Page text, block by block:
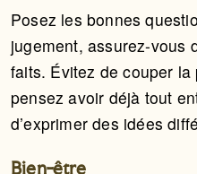
Posez les bonnes
jugement, assurez-vous
faits. Évitez de couper
pensez avoir déjà tout
d’exprimer des idées
Bien-être